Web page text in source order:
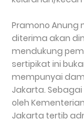
Pramono Anung
diterima akan
mendukung
sertipikat ini
mempunyai
Jakarta.
oleh
Jakarta tertib